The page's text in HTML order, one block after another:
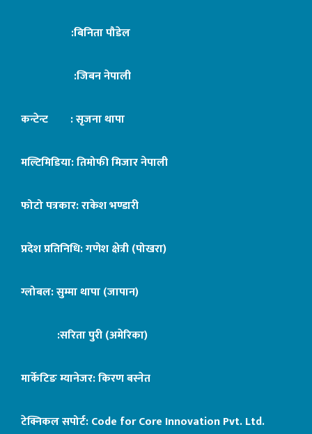
:बिनिता पौडेल
:जिबन नेपाली
कन्टेन्ट : सृजना थापा
मल्टिमिडिया: तिमोफी मिजार नेपाली
फोटो पत्रकार: राकेश भण्डारी
प्रदेश प्रतिनिधि: गणेश क्षेत्री (पोखरा)
ग्लोबल: सुम्मा थापा (जापान)
:सरिता पुरी (अमेरिका)
मार्केटिङ म्यानेजर: किरण बस्नेत
टेक्निकल सपोर्ट:Code for Core Innovation Pvt. Ltd.